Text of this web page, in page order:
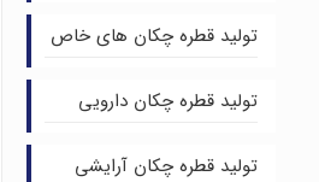
تولید قطره چکان های خاص
تولید قطره چکان دارویی
تولید قطره چکان آرایشی